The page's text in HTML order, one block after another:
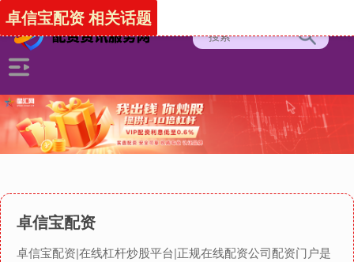
卓信宝配资
卓信宝配资|在线杠杆炒股平台|正规在线配资公司配资门户是
卓信宝配资 相关话题